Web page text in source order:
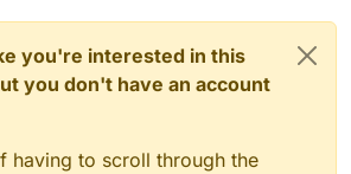
you're interested in this
you don't have an account
having to scroll through the